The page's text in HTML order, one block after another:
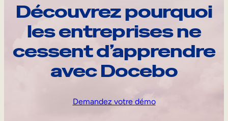
Découvrez pourquoi
les entreprises ne
cessent d’apprendre
avec Docebo
Demandez votre démo